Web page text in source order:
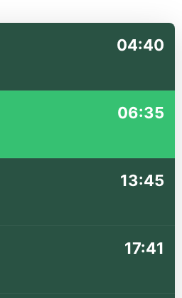
04:40
06:35
13:45
17:41